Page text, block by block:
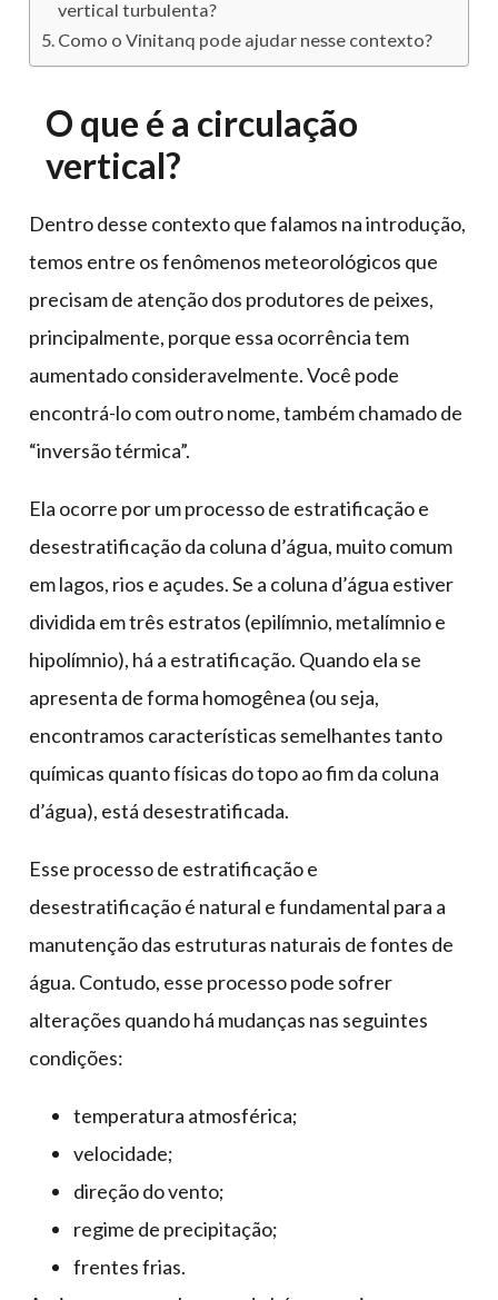
vertical turbulenta?
Como o Vinitanq pode ajudar nesse contexto?
O que é a circulação
vertical?
Dentro desse contexto que falamos na introdução,
temos entre os fenômenos meteorológicos que
precisam de atenção dos produtores de peixes,
principalmente, porque essa ocorrência tem
aumentado consideravelmente. Você pode
encontrá-lo com outro nome, também chamado de
“inversão térmica”.
Ela ocorre por um processo de estratificação e
desestratificação da coluna d’água, muito comum
em lagos, rios e açudes. Se a coluna d’água estiver
dividida em três estratos (epilímnio, metalímnio e
hipolímnio), há a estratificação. Quando ela se
apresenta de forma homogênea (ou seja,
encontramos características semelhantes tanto
químicas quanto físicas do topo ao fim da coluna
d’água), está desestratificada.
Esse processo de estratificação e
desestratificação é natural e fundamental para a
manutenção das estruturas naturais de fontes de
água. Contudo, esse processo pode sofrer
alterações quando há mudanças nas seguintes
condições:
temperatura atmosférica;
velocidade;
direção do vento;
regime de precipitação;
frentes frias.